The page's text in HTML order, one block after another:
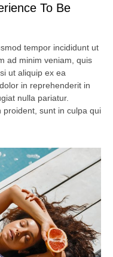
To Be
tempor incididunt ut
ad minim veniam, quis
ut aliquip ex ea
in reprehenderit in
nulla pariatur.
proident, sunt in culpa qui